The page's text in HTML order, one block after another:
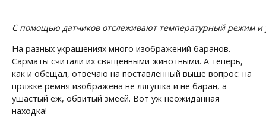
С помощью датчиков отслеживают температурный режим и
На разных украшениях много изображений баранов.
Сарматы считали их священными животными. А теперь,
как и обещал, отвечаю на поставленный выше вопрос: на
пряжке ремня изображена не лягушка и не баран, а
ушастый ёж, обвитый змеей. Вот уж неожиданная
находка!